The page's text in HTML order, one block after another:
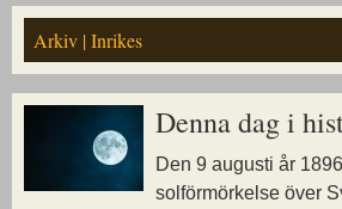
Arkiv | Inrikes
Denna dag i
Den 9 augusti år
solförmörkelse över